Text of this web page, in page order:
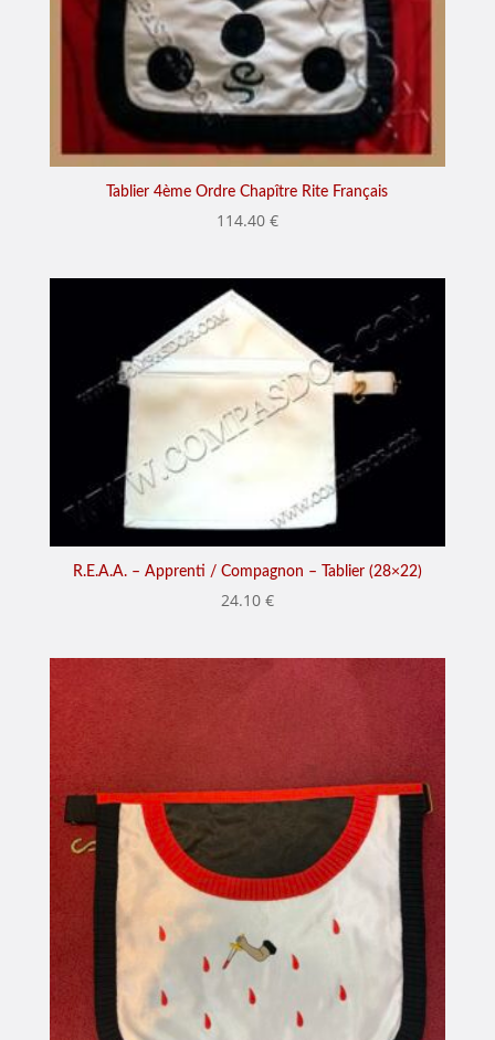
Tablier 4ème Ordre Chapître Rite Français
114.40 €
R.E.A.A. – Apprenti / Compagnon – Tablier (28×22)
24.10 €